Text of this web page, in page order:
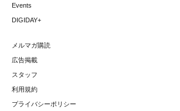
Events
DIGIDAY+
メルマガ購読
広告掲載
スタッフ
利用規約
プライバシーポリシー